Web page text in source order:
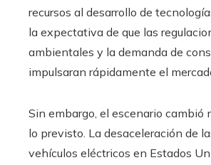
recursos al desarrollo de
la expectativa de que las
ambientales y la demanda de
impulsaran rápidamente el
Sin embargo, el escenario cambió
lo previsto. La desaceleración de
vehículos eléctricos en Estados